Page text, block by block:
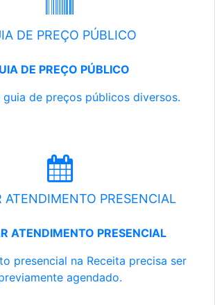
DE PREÇO PÚBLICO
DE PREÇO PÚBLICO
guia de preços públicos diversos.
ATENDIMENTO PRESENCIAL
ATENDIMENTO PRESENCIAL
presencial na Receita precisa ser
agendado.